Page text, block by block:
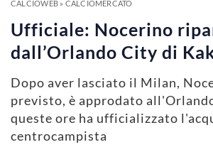
CALCIOWEB» CALCIOMERCATO
Ufficiale: Nocerino
dall’Orlando City di
Dopo aver lasciato il Milan,
previsto, è approdato
queste ore ha ufficializzato
centrocampista